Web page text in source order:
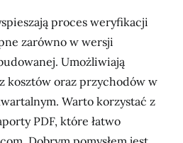
proces weryfikacji
zarówno w wersji
Umożliwiają
kosztów oraz przychodów w
Warto korzystać z
PDF, które łatwo